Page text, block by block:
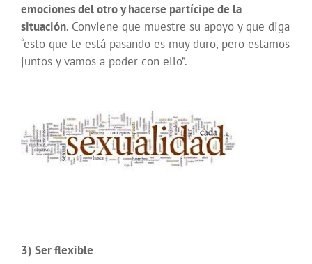
emociones del otro y hacerse partícipe de la
situación. Conviene que muestre su apoyo y que diga
“esto que te está pasando es muy duro, pero estamos
juntos y vamos a poder con ello”.
3) Ser flexible